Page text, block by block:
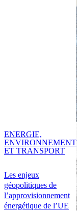
Les enjeux
géopolitiques de
l’approvisionnement
énergétique de l’UE
ENERGIE,
ENVIRONNEMENT
ET TRANSPORT